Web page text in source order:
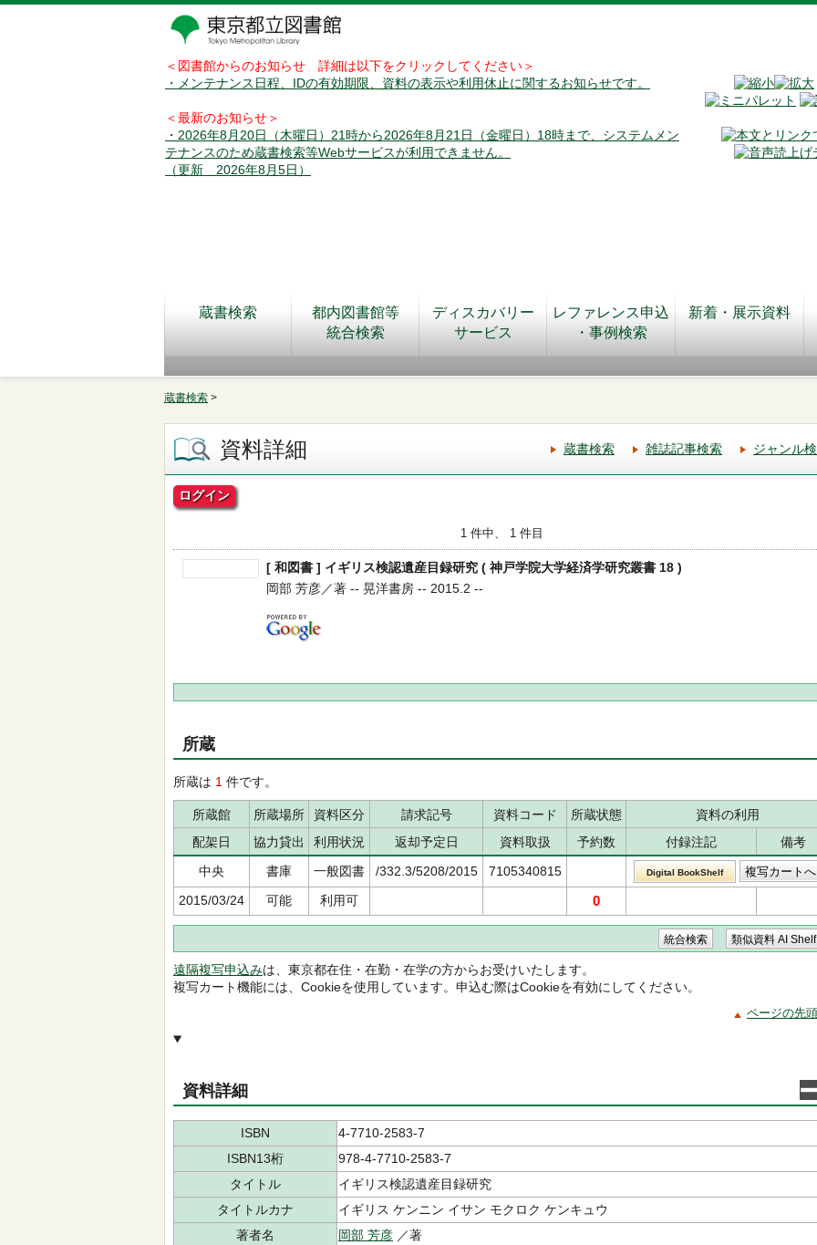
＜図書館からのお知らせ 詳細は以下をクリックしてください＞
・メンテナンス日程、IDの有効期限、資料の表示や利用休止に関するお知らせです。
＜最新のお知らせ＞
・2026年8月20日（木曜日）21時から2026年8月21日（金曜日）18時まで、システムメン
テナンスのため蔵書検索等Webサービスが利用できません。
（更新 2026年8月5日）
蔵書検索
都内図書館等
統合検索
ディスカバリー
サービス
レファレンス申込
・事例検索
新着・展示資料
蔵書検索 >
資料詳細 蔵書検索 雑誌記事検索 ジャンル
ログイン
1 件中、 1 件目
[ 和図書 ] イギリス検認遺産目録研究 ( 神戸学院大学経済学研究叢書 18 )
岡部 芳彦／著 -- 晃洋書房 -- 2015.2 --
所蔵
所蔵は 1 件です。
所蔵館 所蔵場所 資料区分 請求記号 資料コード 所蔵状態
資料の利用
配架日
協力貸出 利用状況 返却予定日 資料取扱 予約数 付録注記
備考
中央
書庫 一般図書 /332.3/5208/2015 7105340815 Digital BookShelf
2015/03/24 可能 利用可 0
遠隔複写申込みは、東京都在住・在勤・在学の方からお受けいたします。
複写カート機能には、Cookieを使用しています。申込む際はCookieを有効にしてください。
ページの先
資料詳細
ISBN
4-7710-2583-7
ISBN13桁
978-4-7710-2583-7
タイトル
イギリス検認遺産目録研究
タイトルカナ
イギリス ケンニン イサン モクロク ケンキュウ
著者名
岡部 芳彦 ／著